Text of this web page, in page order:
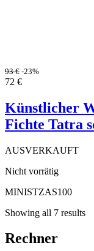
93€ -23%
72 €
Künstlicher
Fichte Tatra
AUSVERKAUFT
Nicht vorrätig
MINISTZAS100
Showing all 7 results
Rechner